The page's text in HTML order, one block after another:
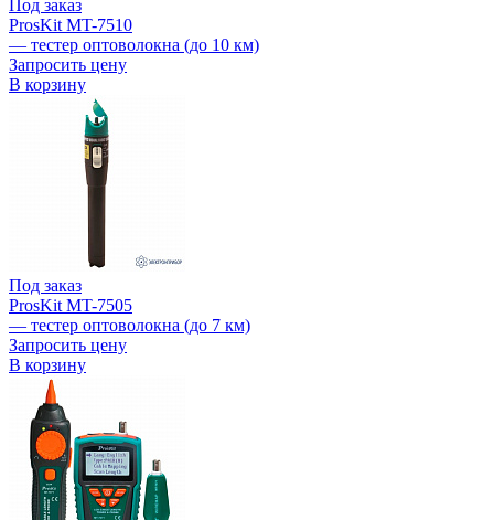
Под заказ
ProsKit MT-7510
— тестер оптоволокна (до 10 км)
Запросить цену
В корзину
Под заказ
ProsKit MT-7505
— тестер оптоволокна (до 7 км)
Запросить цену
В корзину